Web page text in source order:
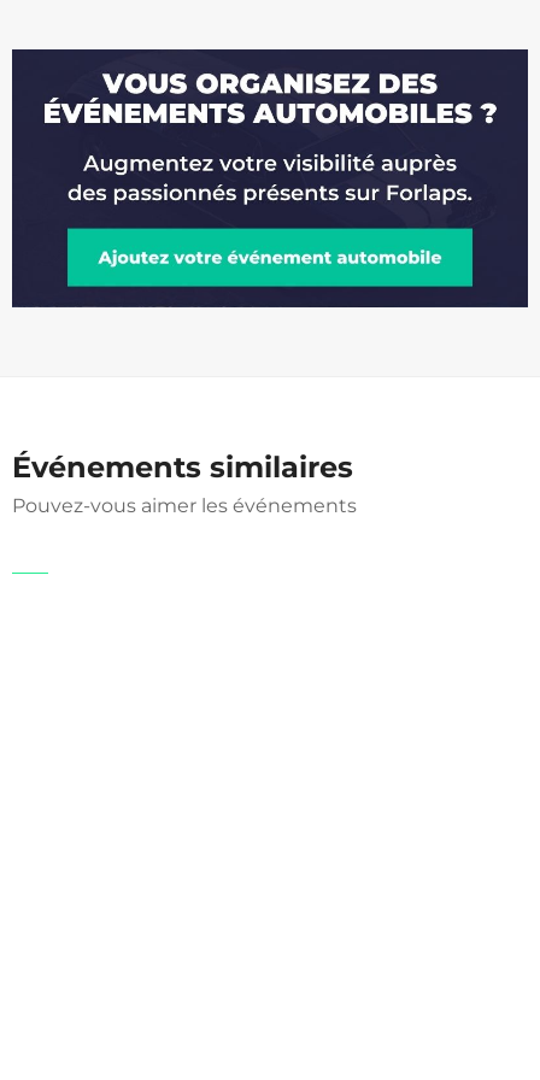
Événements similaires
Pouvez-vous aimer les événements